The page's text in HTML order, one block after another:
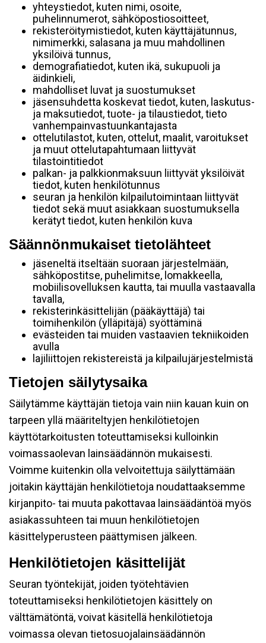
yhteystiedot, kuten nimi, osoite,
puhelinnumerot, sähköpostiosoitteet,
rekisteröitymistiedot, kuten käyttäjätunnus,
nimimerkki, salasana ja muu mahdollinen
yksilöivä tunnus,
demografiatiedot, kuten ikä, sukupuoli ja
äidinkieli,
mahdolliset luvat ja suostumukset
jäsensuhdetta koskevat tiedot, kuten, laskutus-
ja maksutiedot, tuote- ja tilaustiedot, tieto
vanhempainvastuunkantajasta
ottelutilastot, kuten, ottelut, maalit, varoitukset
ja muut ottelutapahtumaan liittyvät
tilastointitiedot
palkan- ja palkkionmaksuun liittyvät yksilöivät
tiedot, kuten henkilötunnus
seuran ja henkilön kilpailutoimintaan liittyvät
tiedot sekä muut asiakkaan suostumuksella
kerätyt tiedot, kuten henkilön kuva
Säännönmukaiset tietolähteet
jäseneltä itseltään suoraan järjestelmään,
sähköpostitse, puhelimitse, lomakkeella,
mobiilisovelluksen kautta, tai muulla vastaavalla
tavalla,
rekisterinkäsittelijän (pääkäyttäjä) tai
toimihenkilön (ylläpitäjä) syöttäminä
evästeiden tai muiden vastaavien tekniikoiden
avulla
lajiliittojen rekistereistä ja kilpailujärjestelmistä
Tietojen säilytysaika
Säilytämme käyttäjän tietoja vain niin kauan kuin on
tarpeen yllä määriteltyjen henkilötietojen
käyttötarkoitusten toteuttamiseksi kulloinkin
voimassaolevan lainsäädännön mukaisesti.
Voimme kuitenkin olla velvoitettuja säilyttämään
joitakin käyttäjän henkilötietoja noudattaaksemme
kirjanpito- tai muuta pakottavaa lainsäädäntöä myös
asiakassuhteen tai muun henkilötietojen
käsittelyperusteen päättymisen jälkeen.
Henkilötietojen käsittelijät
Seuran työntekijät, joiden työtehtävien
toteuttamiseksi henkilötietojen käsittely on
välttämätöntä, voivat käsitellä henkilötietoja
voimassa olevan tietosuojalainsäädännön